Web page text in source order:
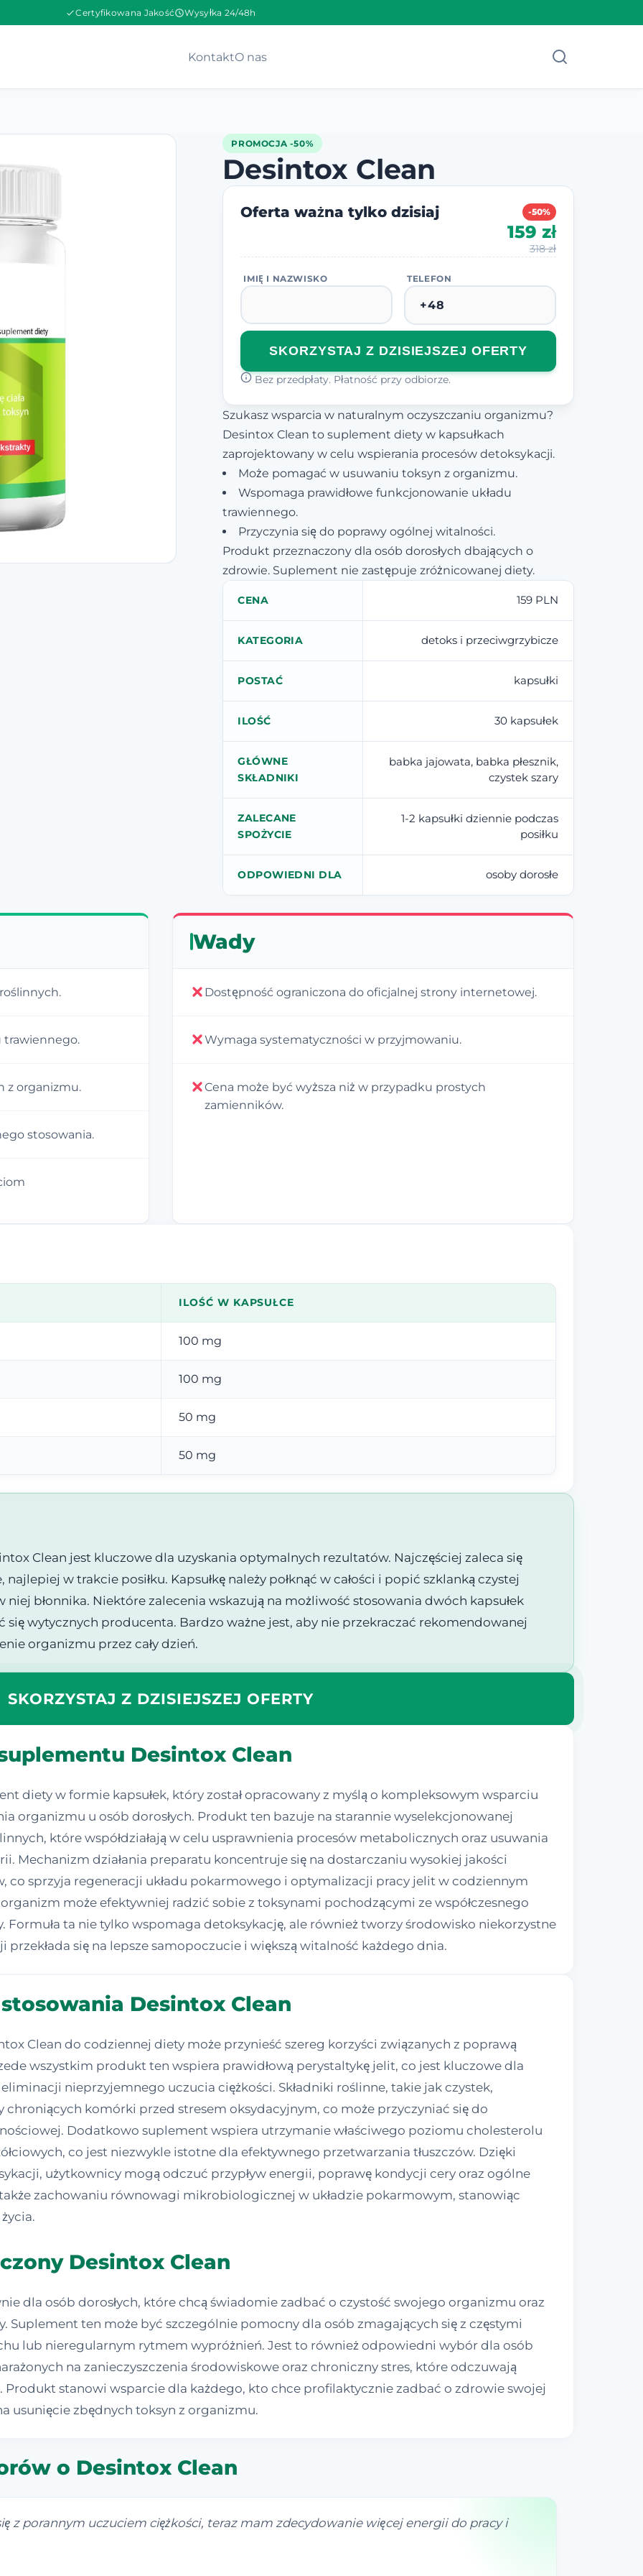
Certyfikowana Jakość Wysyłka 24/48h
KontaktO nas
PROMOCJA -50%
Desintox Clean
Oferta ważna tylko dzisiaj -50%
159 zł
318 zł
IMIĘ I NAZWISKO TELEFON
SKORZYSTAJ Z DZISIEJSZEJ OFERTY
Bez przedpłaty. Płatność przy odbiorze.
Szukasz wsparcia w naturalnym oczyszczaniu organizmu?
Desintox Clean to suplement diety w kapsułkach
zaprojektowany w celu wspierania procesów detoksykacji.
Może pomagać w usuwaniu toksyn z organizmu.
Wspomaga prawidłowe funkcjonowanie układu
trawiennego.
Przyczynia się do poprawy ogólnej witalności.
Produkt przeznaczony dla osób dorosłych dbających o
zdrowie. Suplement nie zastępuje zróżnicowanej diety.
CENA 159 PLN
KATEGORIA detoks i przeciwgrzybicze
POSTAĆ kapsułki
ILOŚĆ 30 kapsułek
GŁÓWNE
SKŁADNIKI
babka jajowata, babka płesznik,
czystek szary
ZALECANE
SPOŻYCIE
1-2 kapsułki dziennie podczas
posiłku
ODPOWIEDNI DLA osoby dorosłe
trawiennego.
z organizmu.
stosowania.
Wady
Dostępność ograniczona do oficjalnej strony internetowej.
Wymaga systematyczności w przyjmowaniu.
Cena może być wyższa niż w przypadku prostych
zamienników.
ILOŚĆ W KAPSUŁCE
100 mg
100 mg
50 mg
50 mg
Clean jest kluczowe dla uzyskania optymalnych rezultatów. Najczęściej zaleca się
w trakcie posiłku. Kapsułkę należy połknąć w całości i popić szklanką czystej
niej błonnika. Niektóre zalecenia wskazują na możliwość stosowania dwóch kapsułek
się wytycznych producenta. Bardzo ważne jest, aby nie przekraczać rekomendowanej
organizmu przez cały dzień.
SKORZYSTAJ Z DZISIEJSZEJ OFERTY
Desintox Clean
diety w formie kapsułek, który został opracowany z myślą o kompleksowym wsparciu
organizmu u osób dorosłych. Produkt ten bazuje na starannie wyselekcjonowanej
które współdziałają w celu usprawnienia procesów metabolicznych oraz usuwania
Mechanizm działania preparatu koncentruje się na dostarczaniu wysokiej jakości
co sprzyja regeneracji układu pokarmowego i optymalizacji pracy jelit w codziennym
może efektywniej radzić sobie z toksynami pochodzącymi ze współczesnego
ta nie tylko wspomaga detoksykację, ale również tworzy środowisko niekorzystne
się na lepsze samopoczucie i większą witalność każdego dnia.
Desintox Clean
Clean do codziennej diety może przynieść szereg korzyści związanych z poprawą
wszystkim produkt ten wspiera prawidłową perystaltykę jelit, co jest kluczowe dla
nieprzyjemnego uczucia ciężkości. Składniki roślinne, takie jak czystek,
komórki przed stresem oksydacyjnym, co może przyczyniać się do
Dodatkowo suplement wspiera utrzymanie właściwego poziomu cholesterolu
co jest niezwykle istotne dla efektywnego przetwarzania tłuszczów. Dzięki
użytkownicy mogą odczuć przypływ energii, poprawę kondycji cery oraz ogólne
zachowaniu równowagi mikrobiologicznej w układzie pokarmowym, stanowiąc
Desintox Clean
dla osób dorosłych, które chcą świadomie zadbać o czystość swojego organizmu oraz
ten może być szczególnie pomocny dla osób zmagających się z częstymi
lub nieregularnym rytmem wypróżnień. Jest to również odpowiedni wybór dla osób
na zanieczyszczenia środowiskowe oraz chroniczny stres, które odczuwają
Produkt stanowi wsparcie dla każdego, kto chce profilaktycznie zadbać o zdrowie swojej
usunięcie zbędnych toksyn z organizmu.
o Desintox Clean
z porannym uczuciem ciężkości, teraz mam zdecydowanie więcej energii do pracy i